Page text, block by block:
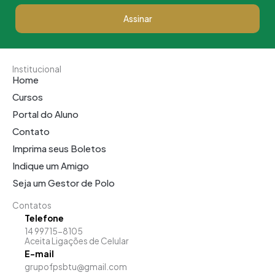
Assinar
Institucional
Home
Cursos
Portal do Aluno
Contato
Imprima seus Boletos
Indique um Amigo
Seja um Gestor de Polo
Contatos
Telefone
14 99715-8105
Aceita Ligações de Celular
E-mail
grupofpsbtu@gmail.com